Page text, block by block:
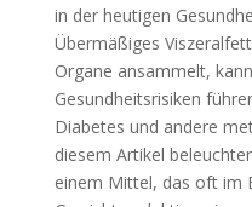
in der heutigen
Übermäßiges
Organe ansammelt,
Gesundheitsrisiken
Diabetes und andere
diesem Artikel
einem Mittel, das oft im